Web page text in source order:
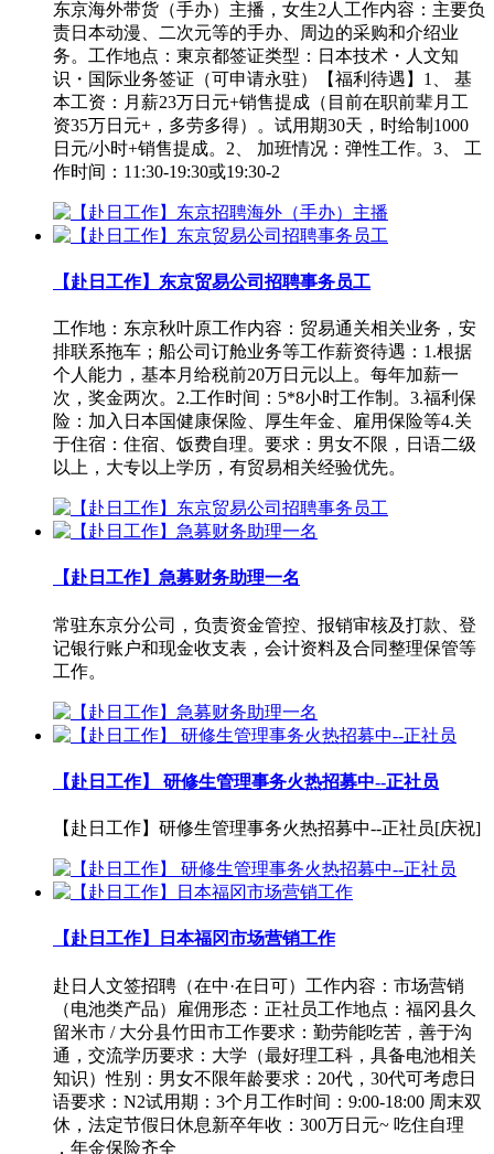
东京海外带货（手办）主播，女生2人工作内容：主要负
责日本动漫、二次元等的手办、周边的采购和介绍业
务。工作地点：東京都签证类型：日本技术・人文知
识・国际业务签证（可申请永驻）【福利待遇】1、 基
本工资：月薪23万日元+销售提成（目前在职前辈月工
资35万日元+，多劳多得）。试用期30天，时给制1000
日元/小时+销售提成。2、 加班情况：弹性工作。3、 工
作时间：11:30-19:30或19:30-2
【赴日工作】东京贸易公司招聘事务员工
工作地：东京秋叶原工作内容：贸易通关相关业务，安
排联系拖车；船公司订舱业务等工作薪资待遇：1.根据
个人能力，基本月给税前20万日元以上。每年加薪一
次，奖金两次。2.工作时间：5*8小时工作制。3.福利保
险：加入日本国健康保险、厚生年金、雇用保险等4.关
于住宿：住宿、饭费自理。要求：男女不限，日语二级
以上，大专以上学历，有贸易相关经验优先。
【赴日工作】急募财务助理一名
常驻东京分公司，负责资金管控、报销审核及打款、登
记银行账户和现金收支表，会计资料及合同整理保管等
工作。
【赴日工作】 研修生管理事务火热招募中--正社员
【赴日工作】研修生管理事务火热招募中--正社员[庆祝]
【赴日工作】日本福冈市场营销工作
赴日人文签招聘（在中·在日可）工作内容：市场营销
（电池类产品）雇佣形态：正社员工作地点：福冈县久
留米市 / 大分县竹田市工作要求：勤劳能吃苦，善于沟
通，交流学历要求：大学（最好理工科，具备电池相关
知识）性别：男女不限年龄要求：20代，30代可考虑日
语要求：N2试用期：3个月工作时间：9:00-18:00 周末双
休，法定节假日休息新卒年收：300万日元~ 吃住自理
，年金保险齐全